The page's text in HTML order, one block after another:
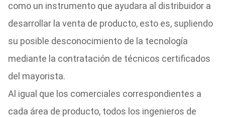
como un instrumento que ayudara al distribuidor a
desarrollar la venta de producto, esto es, supliendo
su posible desconocimiento de la tecnología
mediante la contratación de técnicos certificados
del mayorista.
Al igual que los comerciales correspondientes a
cada área de producto, todos los ingenieros de